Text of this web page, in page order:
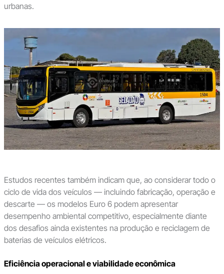
urbanas.
Estudos recentes também indicam que, ao considerar todo o
ciclo de vida dos veículos — incluindo fabricação, operação e
descarte — os modelos Euro 6 podem apresentar
desempenho ambiental competitivo, especialmente diante
dos desafios ainda existentes na produção e reciclagem de
baterias de veículos elétricos.
Eficiência operacional e viabilidade econômica